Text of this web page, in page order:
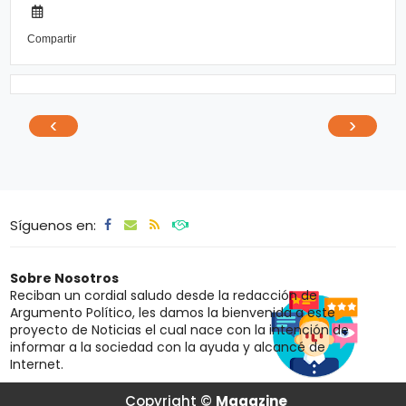
Compartir
‹ ›
Síguenos en:
Sobre Nosotros
Reciban un cordial saludo desde la redacción de
Argumento Político, les damos la bienvenida a este
proyecto de Noticias el cual nace con la intención de
informar a la sociedad con la ayuda y alcancé de
Internet.
Copyright © Magazine